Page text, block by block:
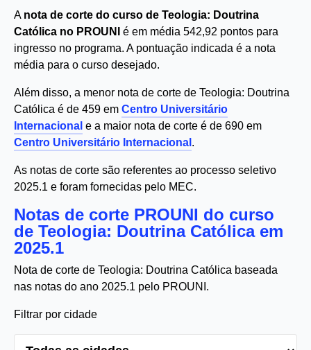
A nota de corte do curso de Teologia: Doutrina
Católica no PROUNI
é em média 542,92 pontos para
ingresso no programa. A pontuação indicada é a nota
média para o curso desejado.
Além disso, a menor nota de corte de Teologia: Doutrina
Católica é de 459 em Centro Universitário
Internacional e a maior nota de corte é de 690 em
Centro Universitário Internacional .
As notas de corte são referentes ao processo seletivo
2025.1 e foram fornecidas pelo MEC.
Notas de corte PROUNI do curso
de Teologia: Doutrina Católica em
2025.1
Nota de corte de Teologia: Doutrina Católica baseada
nas notas do ano 2025.1 pelo PROUNI.
Filtrar por cidade